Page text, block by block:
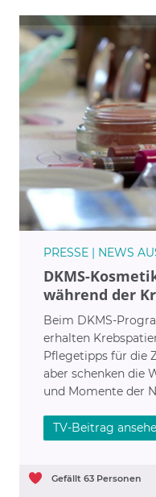
PRESSE | NEWS
DKMS-
während der
Beim DKMS-
erhalten
Pflegetipps für die
aber schenken die
und Momente der
TV-Beitrag
Gefällt 63 Personen